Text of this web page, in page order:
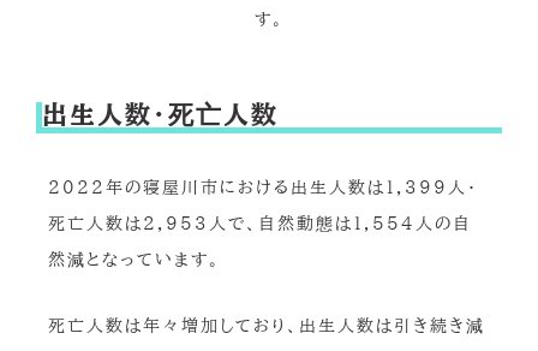
す。
出生人数・死亡人数
2022年の寝屋川市における出生人数は1,399人・
死亡人数は2,953人で、自然動態は1,554人の自
然減となっています。
死亡人数は年々増加しており、出生人数は引き続き減